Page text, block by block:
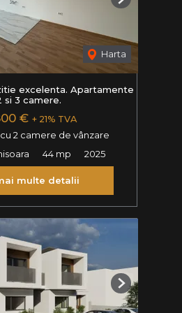
Harta
Next
excelenta. Apartamente
si 3 camere.
€ + 21% TVA
2 camere de vânzare
44 mp 2025
multe detalii
Next